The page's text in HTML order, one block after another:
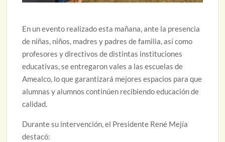
En un evento realizado esta mañana, ante la presencia
de niñas, niños, madres y padres de familia, así como
profesores y directivos de distintas instituciones
educativas, se entregaron vales a las escuelas de
Amealco, lo que garantizará mejores espacios para que
alumnas y alumnos continúen recibiendo educación de
calidad.
Durante su intervención, el Presidente René Mejía
destacó: